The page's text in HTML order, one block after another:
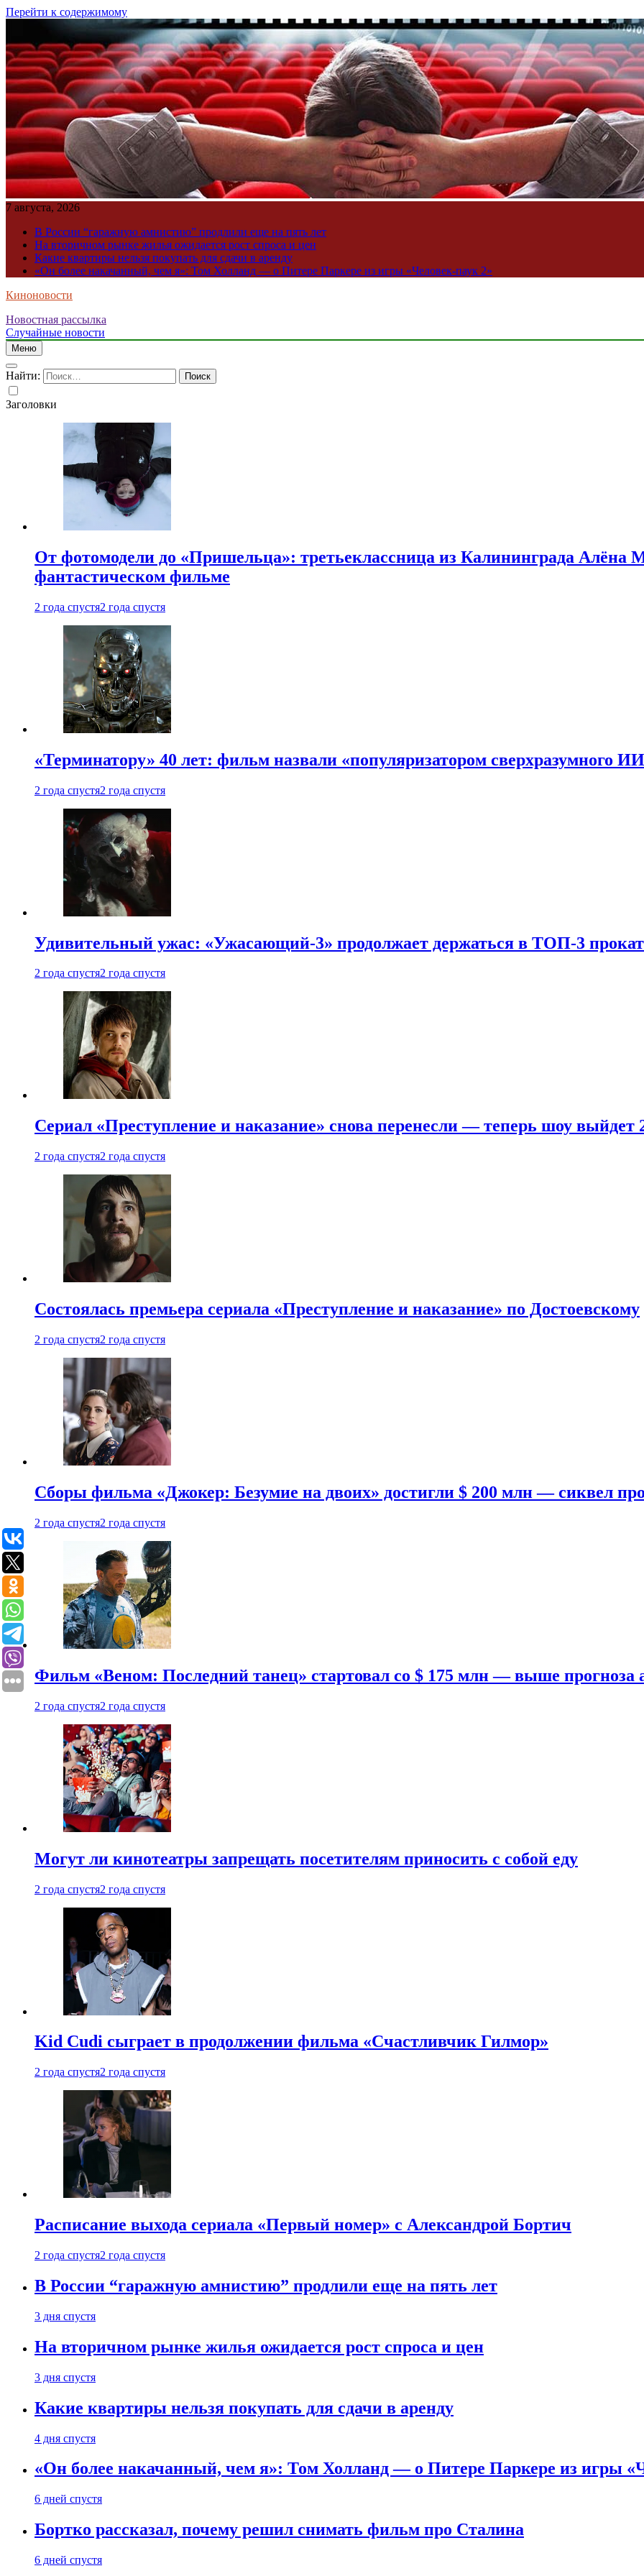
Перейти к содержимому
7 августа, 2026
В России “гаражную амнистию” продлили еще на пять лет
На вторичном рынке жилья ожидается рост спроса и цен
Какие квартиры нельзя покупать для сдачи в аренду
«Он более накачанный, чем я»: Том Холланд — о Питере Паркере из игры «Человек-паук 2»
Киноновости
Новостная рассылка
Случайные новости
Меню
Найти:
Заголовки
От фотомодели до «Пришельца»: третьеклассница из Калининграда Алёна
фантастическом фильме
2 года спустя2 года спустя
«Терминатору» 40 лет: фильм назвали «популяризатором сверхразумного
2 года спустя2 года спустя
Удивительный ужас: «Ужасающий-3» продолжает держаться в ТОП-3
2 года спустя2 года спустя
Сериал «Преступление и наказание» снова перенесли — теперь шоу выйдет
2 года спустя2 года спустя
Состоялась премьера сериала «Преступление и наказание» по Достоевскому
2 года спустя2 года спустя
Сборы фильма «Джокер: Безумие на двоих» достигли $ 200 млн — сиквел
2 года спустя2 года спустя
Фильм «Веном: Последний танец» стартовал со $ 175 млн — выше прогноза
2 года спустя2 года спустя
Могут ли кинотеатры запрещать посетителям приносить с собой еду
2 года спустя2 года спустя
Kid Cudi сыграет в продолжении фильма «Счастливчик Гилмор»
2 года спустя2 года спустя
Расписание выхода сериала «Первый номер» с Александрой Бортич
2 года спустя2 года спустя
В России “гаражную амнистию” продлили еще на пять лет
3 дня спустя
На вторичном рынке жилья ожидается рост спроса и цен
3 дня спустя
Какие квартиры нельзя покупать для сдачи в аренду
4 дня спустя
«Он более накачанный, чем я»: Том Холланд — о Питере Паркере из игры
6 дней спустя
Бортко рассказал, почему решил снимать фильм про Сталина
6 дней спустя